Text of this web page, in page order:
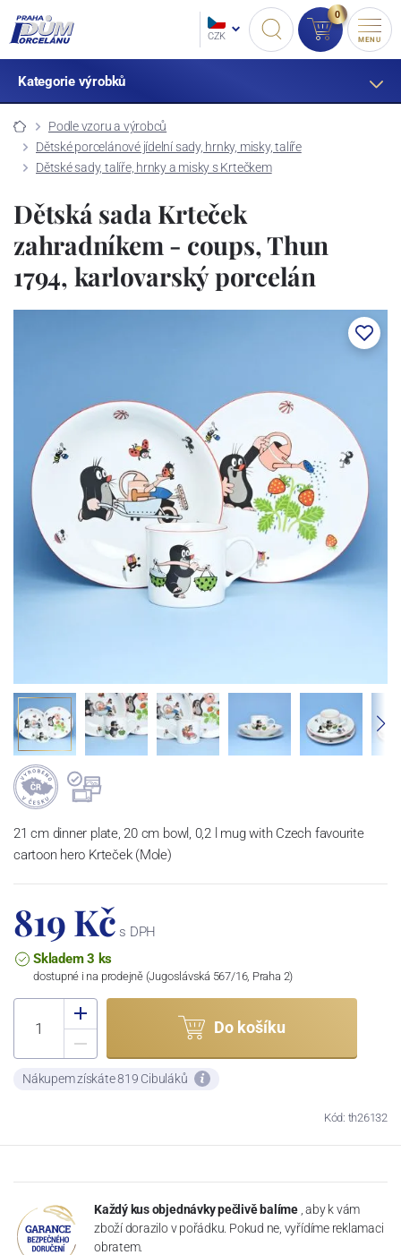
CZK
0
MENU
Kategorie výrobků
Podle vzoru a výrobců
Dětské porcelánové jídelní sady, hrnky, misky, talíře
Dětské sady, talíře, hrnky a misky s Krtečkem
Dětská sada Krteček
zahradníkem - coups, Thun
1794, karlovarský porcelán
21 cm dinner plate, 20 cm bowl, 0,2 l mug with Czech favourite
cartoon hero Krteček (Mole)
819 Kč s DPH
Skladem 3 ks
dostupné i na prodejně (Jugoslávská 567/16, Praha 2)
Do košíku
Nákupem získáte 819 Cibuláků
Kód: th26132
Každý kus objednávky pečlivě balíme , aby k vám
zboží dorazilo v pořádku. Pokud ne, vyřídíme reklamaci
obratem.